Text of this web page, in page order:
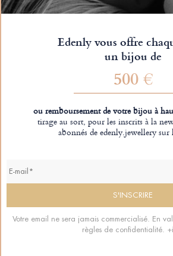
Edenly vous offre
un bijou de
500 €
ou remboursement de votre bijou à
tirage au sort, pour les inscrits à la
abonnés de edenly.jewellery sur
Votre email ne sera jamais commercialisé. En
règles de confidentialité.